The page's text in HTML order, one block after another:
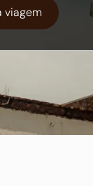
viagem